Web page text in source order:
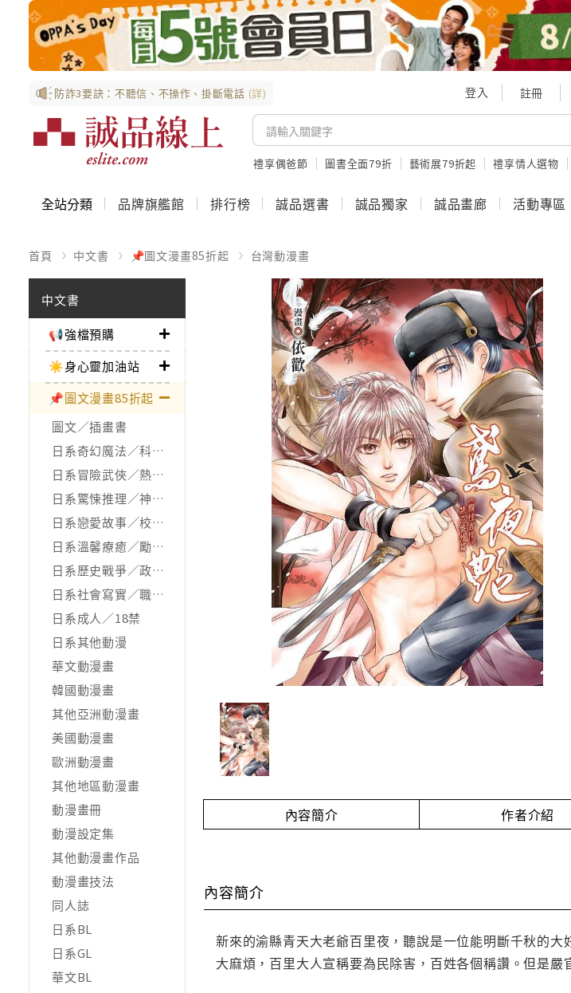
防詐3要訣：不聽信、不操作、掛斷電話 (詳) 登入 註冊
禮享偶爸節 圖書全面79折 藝術展79折起 禮享情人選物
全站分類 品牌旗艦館 排行榜 誠品選書 誠品獨家 誠品畫廊 活動專區
首頁 中文書 📌圖文漫畫85折起 台灣動漫畫
中文書
📢強檔預購
☀️身心靈加油站
📌圖文漫畫85折起
圖文／插畫書
日系奇幻魔法／科幻冒險
日系冒險武俠／熱血運動
日系驚悚推理／神怪靈異
日系戀愛故事／校園青春
日系溫馨療癒／勵志搞笑
日系歷史戰爭／政治宗教
日系社會寫實／職場職人
日系成人／18禁
日系其他動漫
華文動漫畫
韓國動漫畫
其他亞洲動漫畫
美國動漫畫
歐洲動漫畫
其他地區動漫畫
動漫畫冊
動漫設定集
其他動漫畫作品
動漫畫技法
同人誌
日系BL
日系GL
華文BL
內容簡介 作者介紹
內容簡介
新來的渝縣青天大老爺百里夜，聽說是一位能明斷千秋的
大麻煩，百里大人宣稱要為民除害，百姓各個稱讚。但是